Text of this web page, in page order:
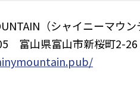
（シャイニーマウ
富山県富山市新桜町2-26